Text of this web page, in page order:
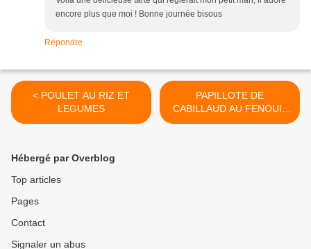
encore plus que moi ! Bonne journée bisous
Répondre
< POULET AU RIZ ET
LEGUMES
PAPILLOTE DE
CABILLAUD AU FENOUIL
ET CITRON >
Hébergé par Overblog
Top articles
Pages
Contact
Signaler un abus